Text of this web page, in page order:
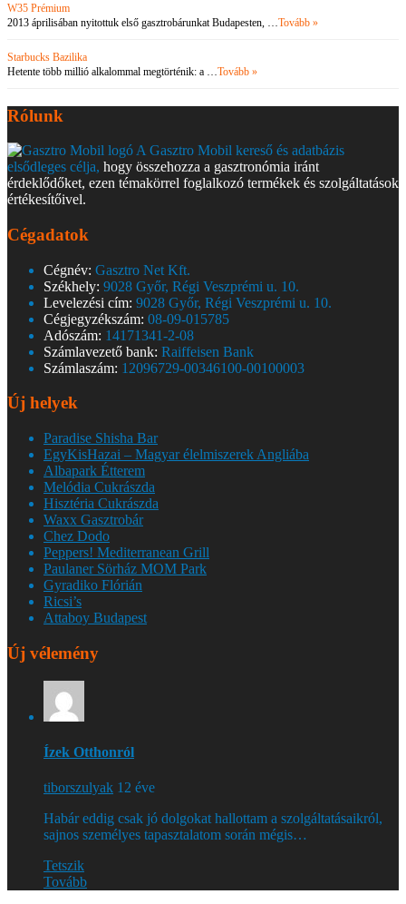
W35 Prémium
2013 áprilisában nyitottuk első gasztrobárunkat Budapesten, …Tovább »
Starbucks Bazilika
Hetente több millió alkalommal megtörténik: a …Tovább »
Rólunk
A Gasztro Mobil kereső és adatbázis
elsődleges célja, hogy összehozza a gasztronómia iránt
érdeklődőket, ezen témakörrel foglalkozó termékek és szolgáltatások
értékesítőivel.
Cégadatok
Cégnév: Gasztro Net Kft.
Székhely: 9028 Győr, Régi Veszprémi u. 10.
Levelezési cím: 9028 Győr, Régi Veszprémi u. 10.
Cégjegyzékszám: 08-09-015785
Adószám: 14171341-2-08
Számlavezető bank: Raiffeisen Bank
Számlaszám: 12096729-00346100-00100003
Új helyek
Paradise Shisha Bar
EgyKisHazai – Magyar élelmiszerek Angliába
Albapark Étterem
Melódia Cukrászda
Hisztéria Cukrászda
Waxx Gasztrobár
Chez Dodo
Peppers! Mediterranean Grill
Paulaner Sörház MOM Park
Gyradiko Flórián
Ricsi’s
Attaboy Budapest
Új vélemény
Ízek Otthonról
tiborszulyak 12 éve
Habár eddig csak jó dolgokat hallottam a szolgáltatásaikról,
sajnos személyes tapasztalatom során mégis…
Tetszik
Tovább